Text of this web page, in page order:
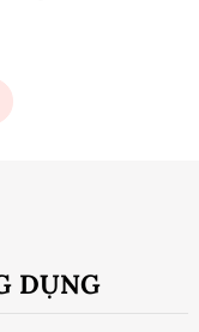
DỤNG